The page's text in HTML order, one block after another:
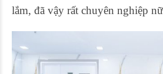
lắm, đã vậy rất chuyên nghiệp